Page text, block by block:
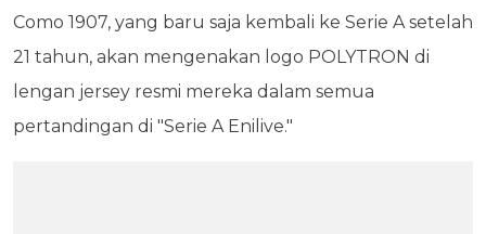
Como 1907, yang baru saja kembali ke Serie A setelah
21 tahun, akan mengenakan logo POLYTRON di
lengan jersey resmi mereka dalam semua
pertandingan di "Serie A Enilive."